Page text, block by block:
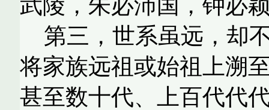
武陵，朱必沛国，钟必
第三，世系虽远，却
将家族远祖或始祖上溯
甚至数十代、上百代代